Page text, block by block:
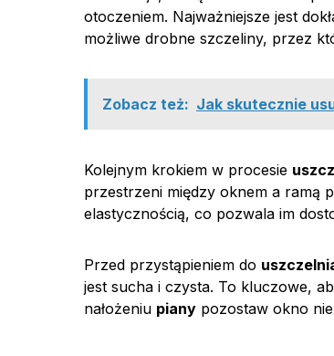
otoczeniem. Najważniejsze jest
możliwe drobne szczeliny, przez
Zobacz też: Jak skutecznie
Kolejnym krokiem w procesie
przestrzeni między oknem a ramą
elastycznością, co pozwala im
Przed przystąpieniem do
jest sucha i czysta. To kluczowe,
nałożeniu piany pozostaw okno